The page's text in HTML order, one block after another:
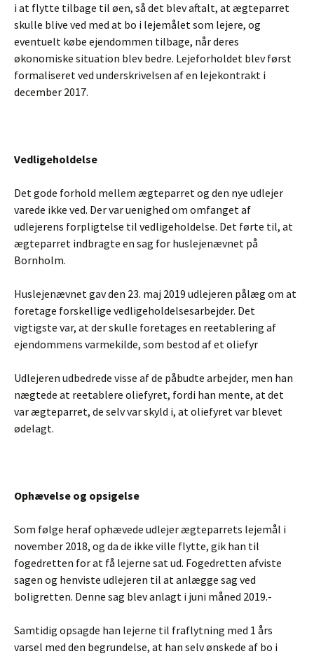
i at flytte tilbage til øen, så det blev aftalt, at ægteparret
skulle blive ved med at bo i lejemålet som lejere, og
eventuelt købe ejendommen tilbage, når deres
økonomiske situation blev bedre. Lejeforholdet blev først
formaliseret ved underskrivelsen af en lejekontrakt i
december 2017.
Vedligeholdelse
Det gode forhold mellem ægteparret og den nye udlejer
varede ikke ved. Der var uenighed om omfanget af
udlejerens forpligtelse til vedligeholdelse. Det førte til, at
ægteparret indbragte en sag for huslejenævnet på
Bornholm.
Huslejenævnet gav den 23. maj 2019 udlejeren pålæg om at
foretage forskellige vedligeholdelsesarbejder. Det
vigtigste var, at der skulle foretages en reetablering af
ejendommens varmekilde, som bestod af et oliefyr
Udlejeren udbedrede visse af de påbudte arbejder, men han
nægtede at reetablere oliefyret, fordi han mente, at det
var ægteparret, de selv var skyld i, at oliefyret var blevet
ødelagt.
Ophævelse og opsigelse
Som følge heraf ophævede udlejer ægteparrets lejemål i
november 2018, og da de ikke ville flytte, gik han til
fogedretten for at få lejerne sat ud. Fogedretten afviste
sagen og henviste udlejeren til at anlægge sag ved
boligretten. Denne sag blev anlagt i juni måned 2019.-
Samtidig opsagde han lejerne til fraflytning med 1 års
varsel med den begrundelse, at han selv ønskede af bo i